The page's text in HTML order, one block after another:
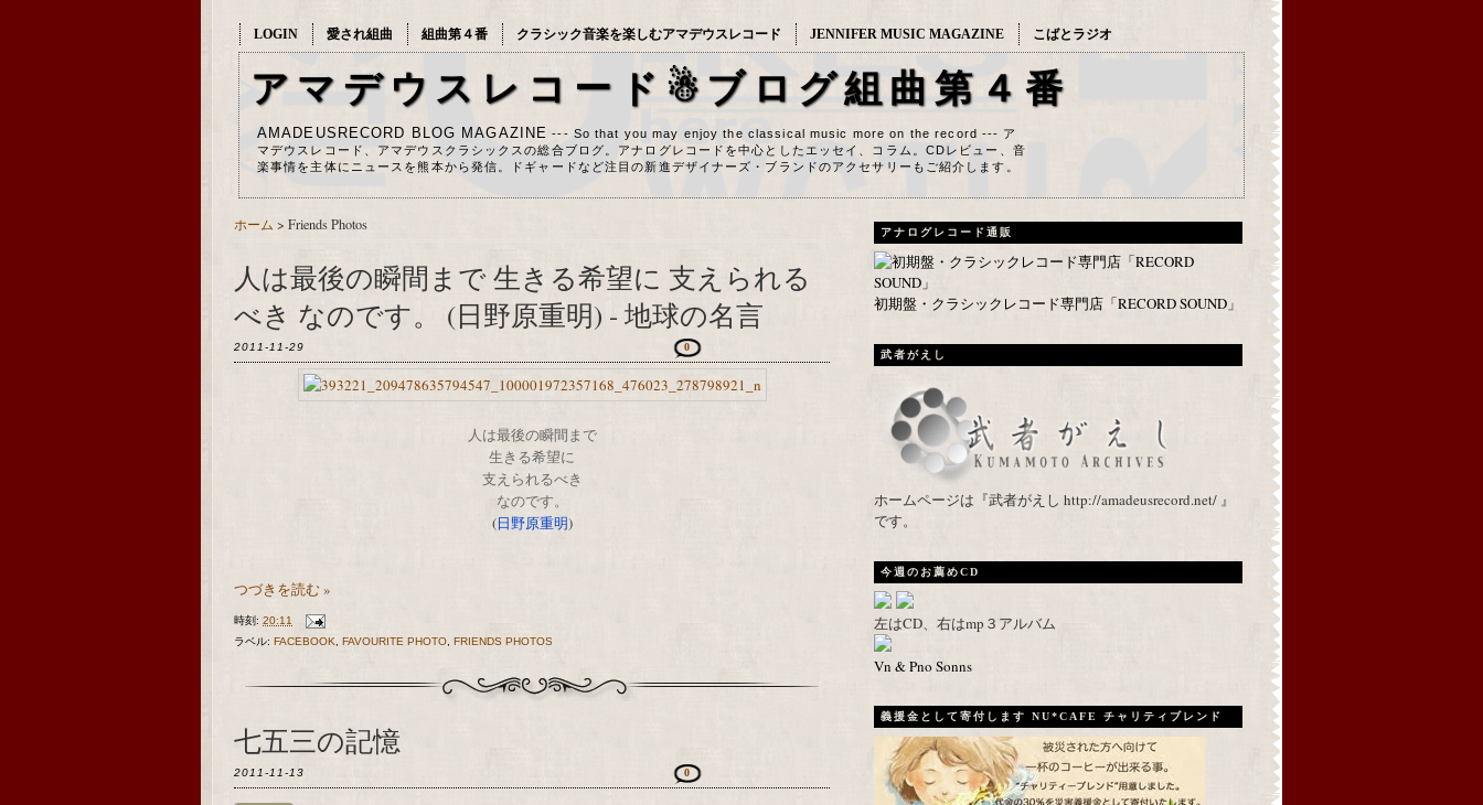
LOGIN 愛され組曲 組曲第４番 クラシック音楽を楽しむアマデウスレコード JENNIFER MUSIC MAGAZINE こばとラジオ
アマデウスレコード☃ブログ組曲第４番
AMADEUSRECORD BLOG MAGAZINE --- So that you may enjoy the classical music more on the record --- ア
マデウスレコード、アマデウスクラシックスの総合ブログ。アナログレコードを中心としたエッセイ、コラム。CDレビュー、音
楽事情を主体にニュースを熊本から発信。ドギャードなど注目の新進デザイナーズ・ブランドのアクセサリーもご紹介します。
ホーム > Friends Photos
人は最後の瞬間まで 生きる希望に 支えられる
べき なのです。 (日野原重明) - 地球の名言
2011-11-29 0
人は最後の瞬間まで
生きる希望に
支えられるべき
なのです。
(日野原重明)
つづきを読む »
時刻: 20:11
ラベル: FACEBOOK, FAVOURITE PHOTO, FRIENDS PHOTOS
七五三の記憶
2011-11-13 0
アナログレコード通販
初期盤・クラシックレコード専門店「RECORD SOUND」
武者がえし
ホームページは『武者がえし http://amadeusrecord.net/ 』
です。
今週のお薦めCD
左はCD、右はmp３アルバム
Vn & Pno Sonns
義援金として寄付します NU*CAFE チャリティブレンド